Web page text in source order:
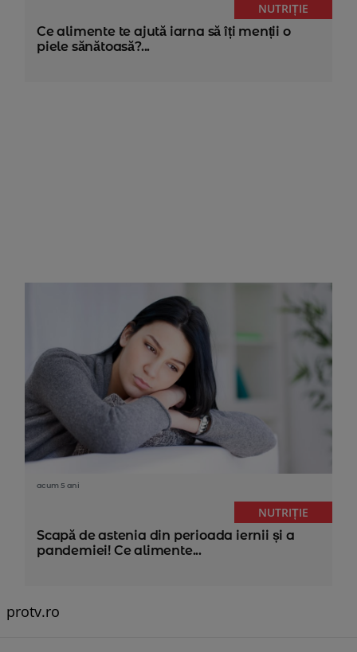
NUTRIȚIE
Ce alimente te ajută iarna să îți menții o
piele sănătoasă?...
acum 5 ani
NUTRIȚIE
Scapă de astenia din perioada iernii și a
pandemiei! Ce alimente...
protv.ro